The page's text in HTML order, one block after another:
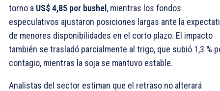
torno a US$ 4,85 por bushel, mientras los fondos
especulativos ajustaron posiciones largas ante la
de menores disponibilidades en el corto plazo. El impacto
también se trasladó parcialmente al trigo, que subió 1,3 %
contagio, mientras la soja se mantuvo estable.
Analistas del sector estiman que el retraso no alterará